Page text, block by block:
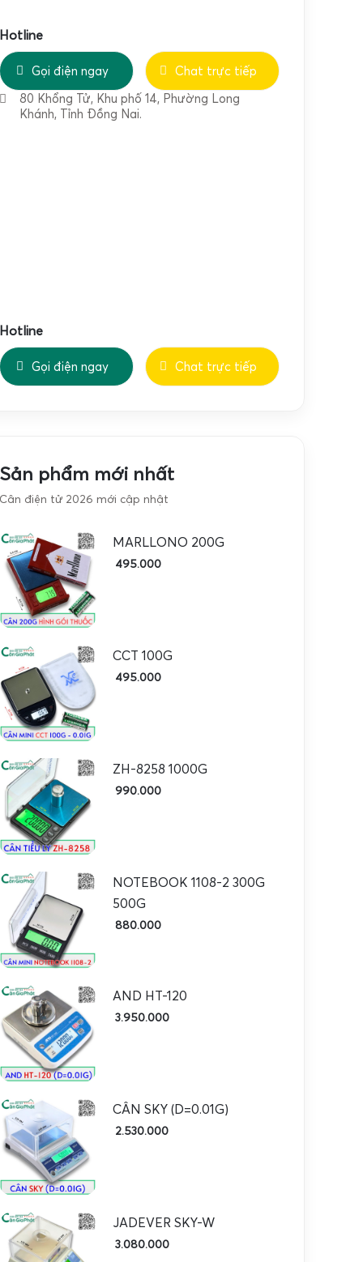
Hotline
Gọi điện ngay
Chat trực tiếp
80 Khổng Tử, Khu phố 14, Phường Long
Khánh, Tỉnh Đồng Nai.
Hotline
Gọi điện ngay Chat trực tiếp
Sản phẩm mới nhất
Cân điện tử 2026 mới cập nhật
MARLLONO 200G
495.000
CCT 100G
495.000
ZH-8258 1000G
990.000
NOTEBOOK 1108-2 300G
500G
880.000
AND HT-120
3.950.000
CÂN SKY (D=0.01G)
2.530.000
JADEVER SKY-W
3.080.000